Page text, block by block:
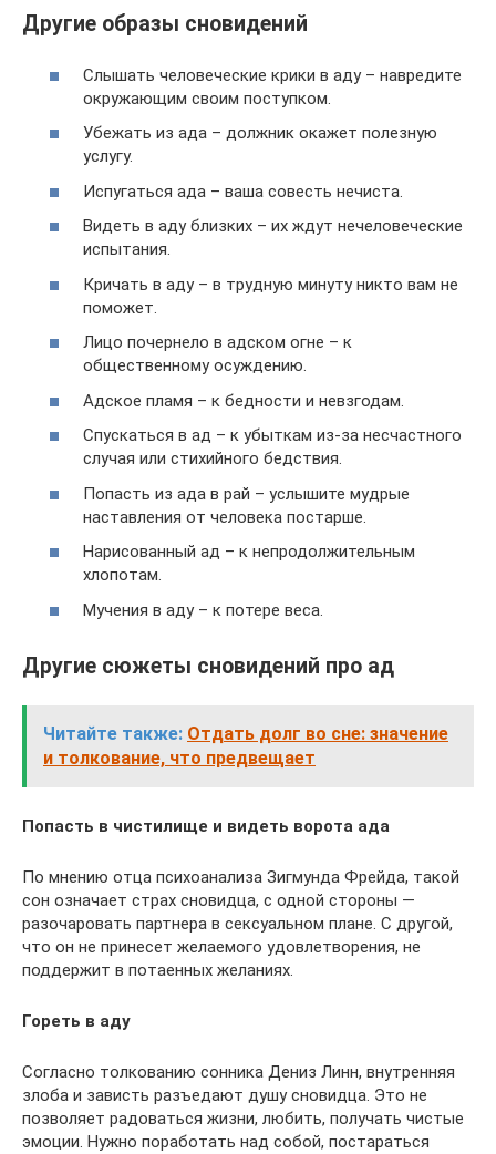
Другие образы сновидений
Слышать человеческие крики в аду – навредите
окружающим своим поступком.
Убежать из ада – должник окажет полезную
услугу.
Испугаться ада – ваша совесть нечиста.
Видеть в аду близких – их ждут нечеловеческие
испытания.
Кричать в аду – в трудную минуту никто вам не
поможет.
Лицо почернело в адском огне – к
общественному осуждению.
Адское пламя – к бедности и невзгодам.
Спускаться в ад – к убыткам из-за несчастного
случая или стихийного бедствия.
Попасть из ада в рай – услышите мудрые
наставления от человека постарше.
Нарисованный ад – к непродолжительным
хлопотам.
Мучения в аду – к потере веса.
Другие сюжеты сновидений про ад
Читайте также: Отдать долг во сне: значение
и толкование, что предвещает
Попасть в чистилище и видеть ворота ада
По мнению отца психоанализа Зигмунда Фрейда, такой
сон означает страх сновидца, с одной стороны —
разочаровать партнера в сексуальном плане. С другой,
что он не принесет желаемого удовлетворения, не
поддержит в потаенных желаниях.
Гореть в аду
Согласно толкованию сонника Дениз Линн, внутренняя
злоба и зависть разъедают душу сновидца. Это не
позволяет радоваться жизни, любить, получать чистые
эмоции. Нужно поработать над собой, постараться